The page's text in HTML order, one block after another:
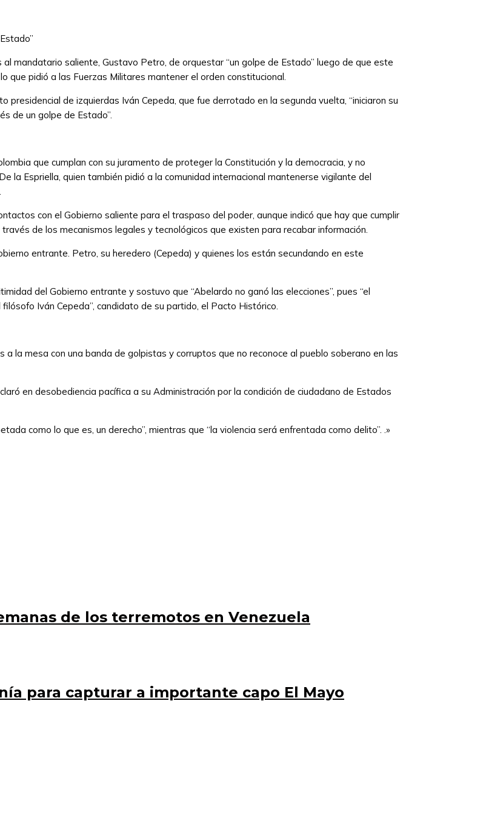
mandatario saliente, Gustavo Petro, de orquestar “un golpe de Estado” luego de que este
que pidió a las Fuerzas Militares mantener el orden constitucional.
de izquierdas Iván Cepeda, que fue derrotado en la segunda vuelta, “iniciaron su
de un golpe de Estado”.
que cumplan con su juramento de proteger la Constitución y la democracia, y no
la Espriella, quien también pidió a la comunidad internacional mantenerse vigilante del
con el Gobierno saliente para el traspaso del poder, aunque indicó que hay que cumplir
de los mecanismos legales y tecnológicos que existen para recabar información.
entrante. Petro, su heredero (Cepeda) y quienes los están secundando en este
del Gobierno entrante y sostuvo que “Abelardo no ganó las elecciones”, pues “el
Iván Cepeda”, candidato de su partido, el Pacto Histórico.
la mesa con una banda de golpistas y corruptos que no reconoce al pueblo soberano en las
en desobediencia pacífica a su Administración por la condición de ciudadano de Estados
como lo que es, un derecho”, mientras que “la violencia será enfrentada como delito”. .»
de los terremotos en Venezuela
para capturar a importante capo El Mayo